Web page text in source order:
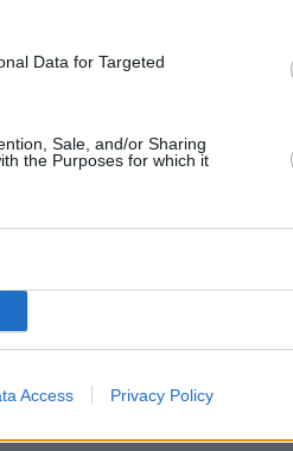
Data for Targeted
Sale, and/or Sharing
the Purposes for which it
Access Privacy Policy
ικανοποιήσει τις
Newsκαι μάθετε πρώτοι όλες